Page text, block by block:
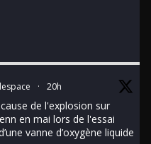
· 20h
de l'explosion sur
en mai lors de l'essai
vanne d’oxygène liquide